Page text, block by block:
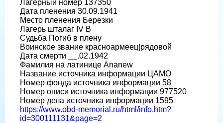
Лагерный номер 137350
Дата пленения 30.09.1941
Место пленения Березки
Лагерь шталаг IV B
Судьба Погиб в плену
Воинское звание красноармеец|рядовой
Дата смерти __.02.1942
Фамилия на латинице Ananew
Название источника информации ЦАМО
Номер фонда источника информации 58
Номер описи источника информации 977520
Номер дела источника информации 1595
https://www.obd-memorial.ru/html/info.htm?
id=300111131&page=2